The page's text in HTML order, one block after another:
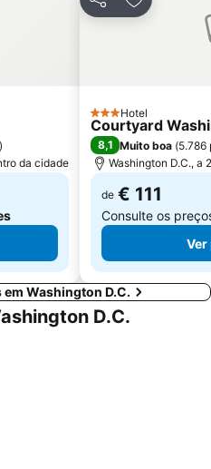
)
da cidade
PartilharAdicionar
3 Estrelas
Hotel
Courtyard
8,1 Muito boa (5.786
Washington D.C., a
de € 111
Consulte os
Ver
Washington D.C.
D.C.